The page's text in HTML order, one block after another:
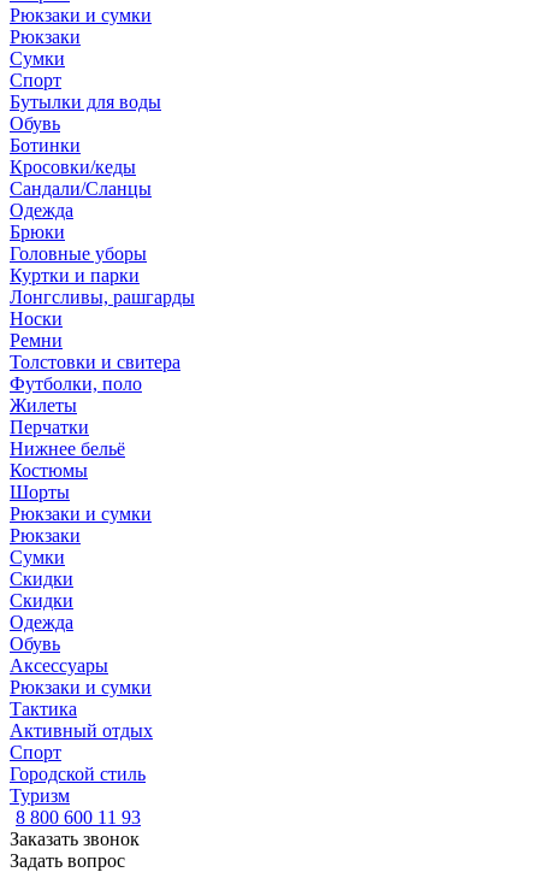
Рюкзаки и сумки
Рюкзаки
Сумки
Спорт
Бутылки для воды
Обувь
Ботинки
Кросовки/кеды
Сандали/Сланцы
Одежда
Брюки
Головные уборы
Куртки и парки
Лонгсливы, рашгарды
Носки
Ремни
Толстовки и свитера
Футболки, поло
Жилеты
Перчатки
Нижнее бельё
Костюмы
Шорты
Рюкзаки и сумки
Рюкзаки
Сумки
Скидки
Скидки
Одежда
Обувь
Аксессуары
Рюкзаки и сумки
Тактика
Активный отдых
Спорт
Городской стиль
Туризм
8 800 600 11 93
Заказать звонок
Задать вопрос